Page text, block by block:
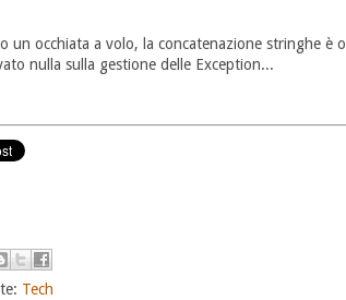
un occhiata a volo, la concatenazione stringhe è
nulla sulla gestione delle Exception...
Tech